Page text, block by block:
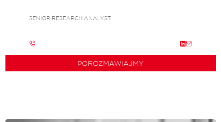
SENIOR RESEARCH ANALYST
POROZMAWIAJMY